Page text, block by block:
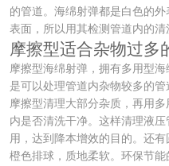
的管道。海绵射弹都是白色的
表面，所以用其检测管道内的清
摩擦型适合杂物过多
摩擦型海绵射弹，拥有多用型
是可以处理管道内杂物较多的
摩擦型清理大部分杂质，再用
内是否清洗干净。这样清理液
用，达到降本增效的目的。还
橙色排球，质地柔软。环保节